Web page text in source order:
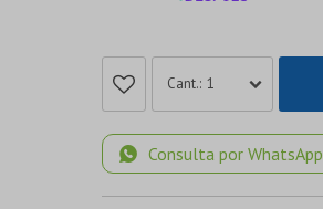
1
Consulta por WhatsApp